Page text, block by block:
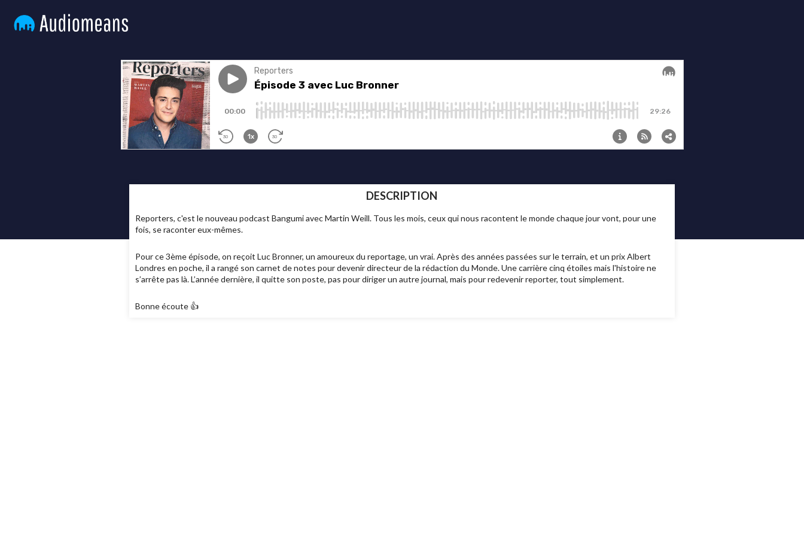
DESCRIPTION
Reporters, c'est le nouveau podcast Bangumi avec Martin Weill. Tous les mois, ceux qui nous racontent le monde chaque jour vont, pour une
fois, se raconter eux-mêmes.
Pour ce 3ème épisode, on reçoit Luc Bronner, un amoureux du reportage, un vrai. Après des années passées sur le terrain, et un prix Albert
Londres en poche, il a rangé son carnet de notes pour devenir directeur de la rédaction du Monde. Une carrière cinq étoiles mais l'histoire ne
s’arrête pas là. L’année dernière, il quitte son poste, pas pour diriger un autre journal, mais pour redevenir reporter, tout simplement.
Bonne écoute 👍